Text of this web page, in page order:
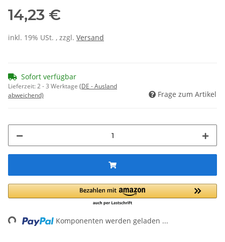
14,23 €
inkl. 19% USt. , zzgl. Versand
Sofort verfügbar
Lieferzeit:2 - 3 Werktage (DE - Ausland
abweichend)
Frage zum Artikel
Komponenten werden geladen ...